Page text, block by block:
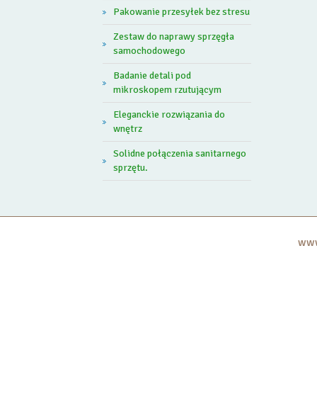
Pakowanie przesyłek bez stresu
Zestaw do naprawy sprzęgła
samochodowego
Badanie detali pod
mikroskopem rzutującym
Eleganckie rozwiązania do
wnętrz
Solidne połączenia sanitarnego
sprzętu.